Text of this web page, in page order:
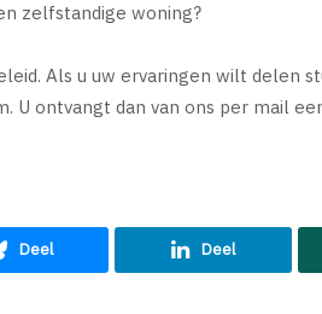
zelfstandige woning?
Als u uw ervaringen wilt delen
. U ontvangt dan van ons per mail
Deel Deel